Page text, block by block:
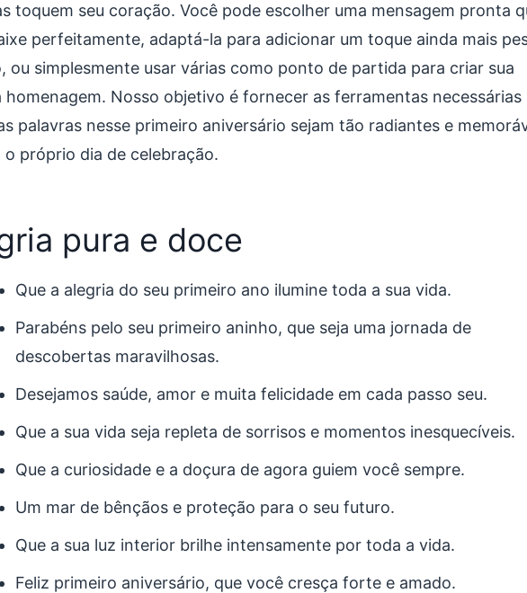
toquem seu coração. Você pode escolher uma mensagem pronta
perfeitamente, adaptá-la para adicionar um toque ainda mais
ou simplesmente usar várias como ponto de partida para criar sua
homenagem. Nosso objetivo é fornecer as ferramentas necessárias
palavras nesse primeiro aniversário sejam tão radiantes e
o próprio dia de celebração.
pura e doce
Que a alegria do seu primeiro ano ilumine toda a sua vida.
Parabéns pelo seu primeiro aninho, que seja uma jornada de
descobertas maravilhosas.
Desejamos saúde, amor e muita felicidade em cada passo seu.
Que a sua vida seja repleta de sorrisos e momentos inesquecíveis.
Que a curiosidade e a doçura de agora guiem você sempre.
Um mar de bênçãos e proteção para o seu futuro.
Que a sua luz interior brilhe intensamente por toda a vida.
Feliz primeiro aniversário, que você cresça forte e amado.